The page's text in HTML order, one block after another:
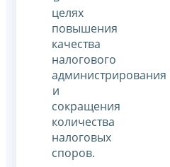
целях
повышения
качества
налогового
администрирования
и
сокращения
количества
налоговых
споров.